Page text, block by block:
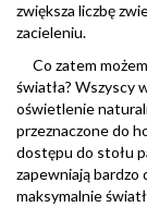
zwiększa liczbę
zacieleniu.
Co zatem
światła? Wszyscy
oświetlenie
przeznaczone do
dostępu do stołu
zapewniają
maksymalnie